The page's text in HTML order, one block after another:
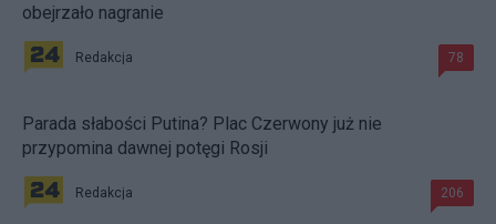
obejrzało nagranie
Redakcja 78
Parada słabości Putina? Plac Czerwony już nie
przypomina dawnej potęgi Rosji
Redakcja 206